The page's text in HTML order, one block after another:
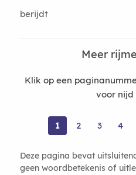
berijdt
Meer
Klik op een
voor nijd
1 2 3 4
Deze pagina bevat
geen woordbetekenis of